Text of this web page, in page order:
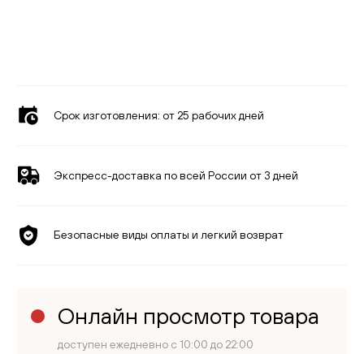
Срок изготовления: от 25 рабочих дней
Экспресс-доставка по всей России от 3 дней
Безопасные виды оплаты и легкий возврат
Онлайн просмотр товара
доступен ежедневно с 10:00 до 22:00